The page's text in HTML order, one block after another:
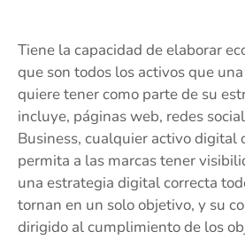
Tiene la capacidad de elaborar
que son todos los activos que
quiere tener como parte de su
incluye, páginas web, redes
Business, cualquier activo digital
permita a las marcas tener
una estrategia digital correcta
tornan en un solo objetivo, y su
dirigido al cumplimiento de los